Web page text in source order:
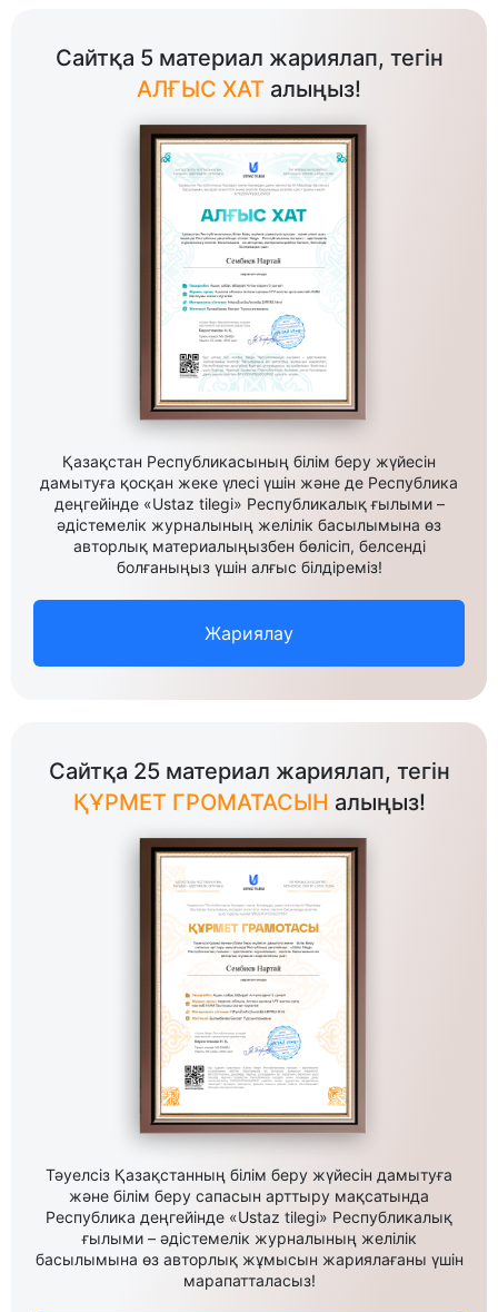
Сайтқа 5 материал жариялап, тегін
АЛҒЫС ХАТ алыңыз!
Қазақстан Республикасының білім беру жүйесін
дамытуға қосқан жеке үлесі үшін және де Республика
деңгейінде «Ustaz tilegi» Республикалық ғылыми –
әдістемелік журналының желілік басылымына өз
авторлық материалыңызбен бөлісіп, белсенді
болғаныңыз үшін алғыс білдіреміз!
Жариялау
Сайтқа 25 материал жариялап, тегін
ҚҰРМЕТ ГРОМАТАСЫН алыңыз!
Тәуелсіз Қазақстанның білім беру жүйесін дамытуға
және білім беру сапасын арттыру мақсатында
Республика деңгейінде «Ustaz tilegi» Республикалық
ғылыми – әдістемелік журналының желілік
басылымына өз авторлық жұмысын жариялағаны үшін
марапатталасыз!